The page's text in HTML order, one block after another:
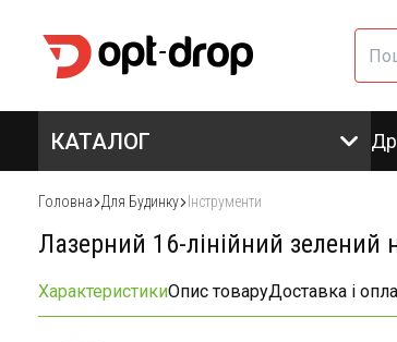
КАТАЛОГ
Головна Для Будинку Інструменти
Лазерний 16-лінійний зелений
ХарактеристикиОпис товаруДоставка і